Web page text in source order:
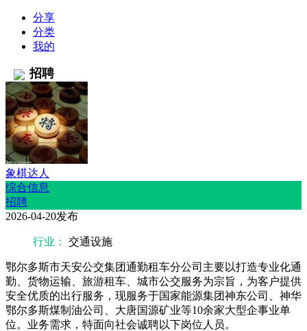
分享
分类
我的
招聘
象棋达人
综合信息
招聘
2026-04-20发布
行业： 交通设施
鄂尔多斯市天安公交集团通勤租车分公司主要以打造专业化通
勤、货物运输、旅游租车、城市公交服务为宗旨，为客户提供
安全优质的出行服务，现服务于国家能源集团神东公司、神华
鄂尔多斯煤制油公司、大唐国源矿业等10余家大型企事业单
位。业务需求，特面向社会诚聘以下岗位人员。